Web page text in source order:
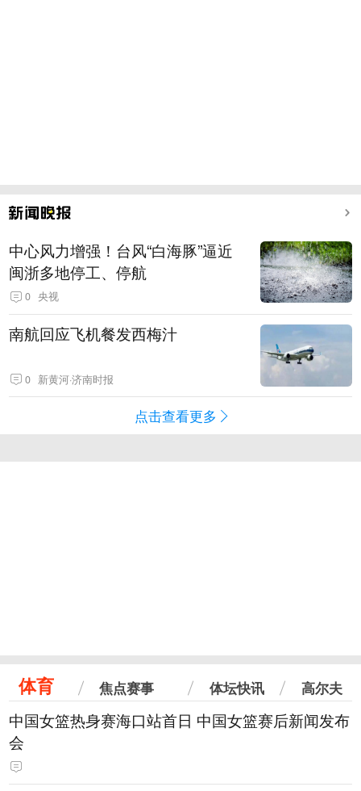
中心风力增强！台风“白海豚”逼近
闽浙多地停工、停航
0 央视
南航回应飞机餐发西梅汁
0 新黄河·济南时报
点击查看更多
体育 焦点赛事 体坛快讯 高尔夫
中国女篮热身赛海口站首日 中国女篮赛后新闻发布
会